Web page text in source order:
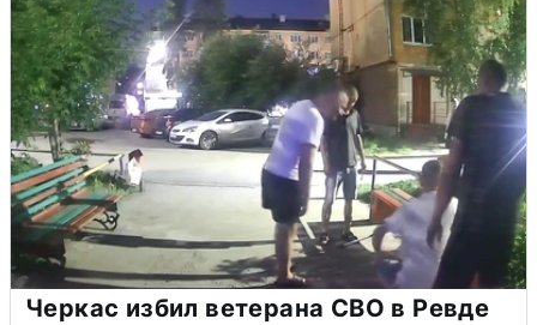
Черкас избил ветерана СВО в Ревде